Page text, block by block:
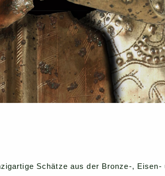
Schätze aus der Bronze-,